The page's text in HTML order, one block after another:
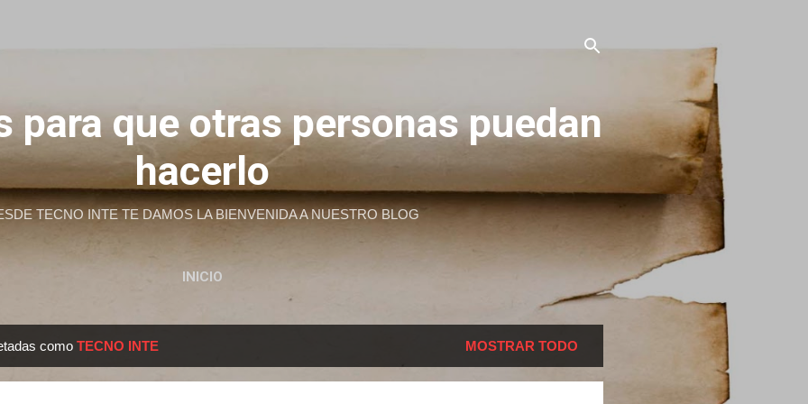
para que otras personas puedan
hacerlo
TECNO INTE TE DAMOS LA BIENVENIDA A NUESTRO BLOG
INICIO
como TECNO INTE MOSTRAR TODO